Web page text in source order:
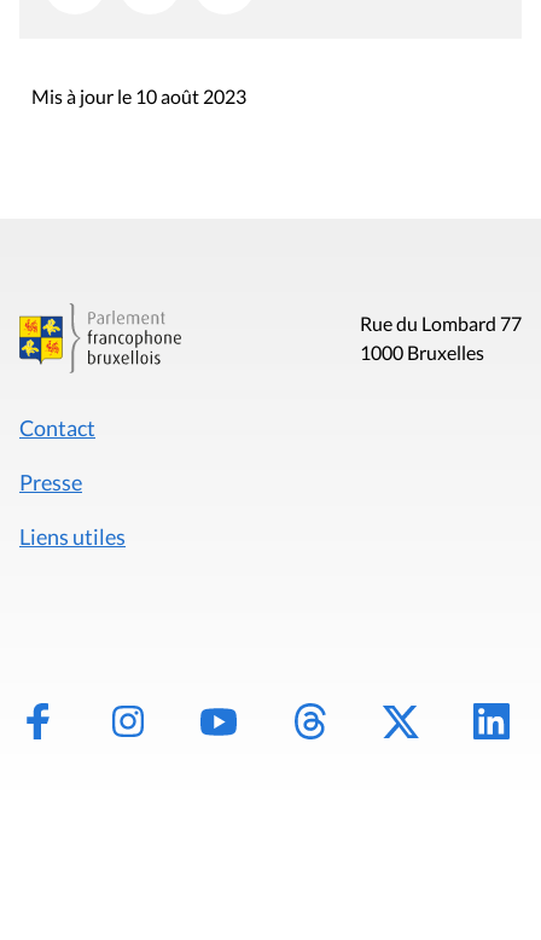
Mis à jour le 10 août 2023
Rue du Lombard 77
1000 Bruxelles
Contact
Presse
Liens utiles